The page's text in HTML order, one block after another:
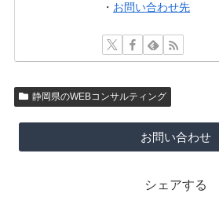
・ お問い合わせ先
静岡県のWEBコンサルティング
お問い合わせ
シェアする